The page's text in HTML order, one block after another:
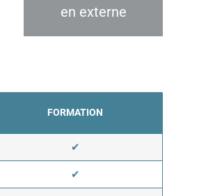
en externe
FORMATION
✔
✔